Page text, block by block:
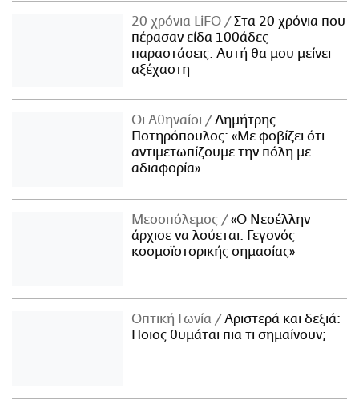
20 χρόνια LiFO
Στα 20 χρόνια που
πέρασαν είδα 100άδες
παραστάσεις. Αυτή θα μου μείνει
αξέχαστη
Οι Αθηναίοι
Δημήτρης
Ποτηρόπουλος: «Με φοβίζει ότι
αντιμετωπίζουμε την πόλη με
αδιαφορία»
Μεσοπόλεμος
«Ο Νεοέλλην
άρχισε να λούεται. Γεγονός
κοσμοϊστορικής σημασίας»
Οπτική Γωνία
Αριστερά και δεξιά:
Ποιος θυμάται πια τι σημαίνουν;